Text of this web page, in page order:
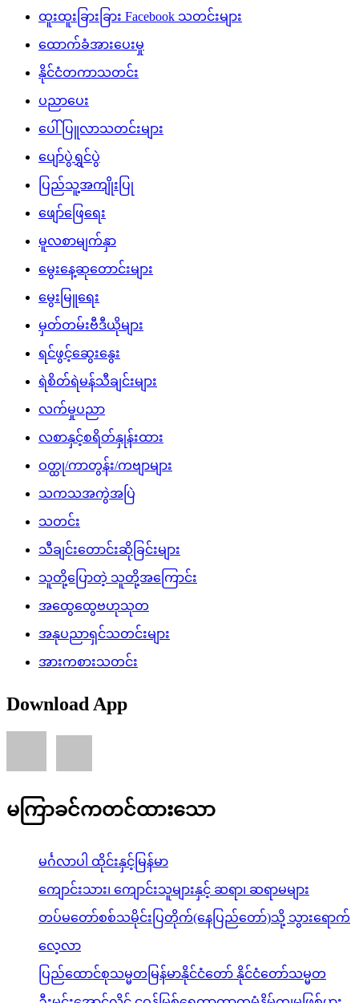
ထူးထူးခြားခြား Facebook သတင်းများ
ထောက်ခံအားပေးမှု
နိုင်ငံတကာသတင်း
ပညာပေး
ပေါ်ပြူလာသတင်းများ
ပျော်ပွဲရွှင်ပွဲ
ပြည်သူ့အကျိုးပြု
ဖျော်ဖြေရေး
မူလစာမျက်နှာ
မွေးနေ့ဆုတောင်းများ
မွေးမြူရေး
မှတ်တမ်းဗီဒီယိုများ
ရင်ဖွင့်ဆွေးနွေး
ရဲစိတ်ရဲမန်သီချင်းများ
လက်မှုပညာ
လစာနှင့်စရိတ်နှုန်းထား
ဝတ္ထု/ကာတွန်း/ကဗျာများ
သကသအကွဲအပြဲ
သတင်း
သီချင်းတောင်းဆိုခြင်းများ
သူတို့ပြောတဲ့ သူတို့အကြောင်း
အထွေထွေဗဟုသုတ
အနုပညာရှင်သတင်းများ
အားကစားသတင်း
Download App
မကြာခင်ကတင်ထားသော
မင်္ဂလာပါ ထိုင်းနှင့်မြန်မာ
ကျောင်းသား၊ ကျောင်းသူများနှင့် ဆရာ၊ ဆရာမများ
တပ်မတော်စစ်သမိုင်းပြတိုက်(နေပြည်တော်)သို့ သွားရောက်
လေ့လာ
ပြည်ထောင်စုသမ္မတမြန်မာနိုင်ငံတော် နိုင်ငံတော်သမ္မတ